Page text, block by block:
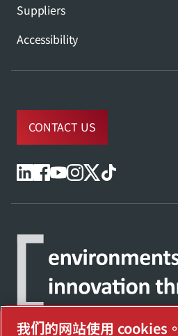
Suppliers
Accessibility
CONTACT US
我们的网站使用 cookies。